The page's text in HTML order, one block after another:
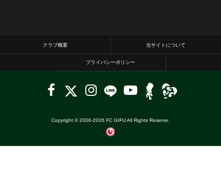
クラブ概要 当サイトについて
プライバシーポリシー
Copyright © 2006-2026 FC GIFU All Rights Reserve.